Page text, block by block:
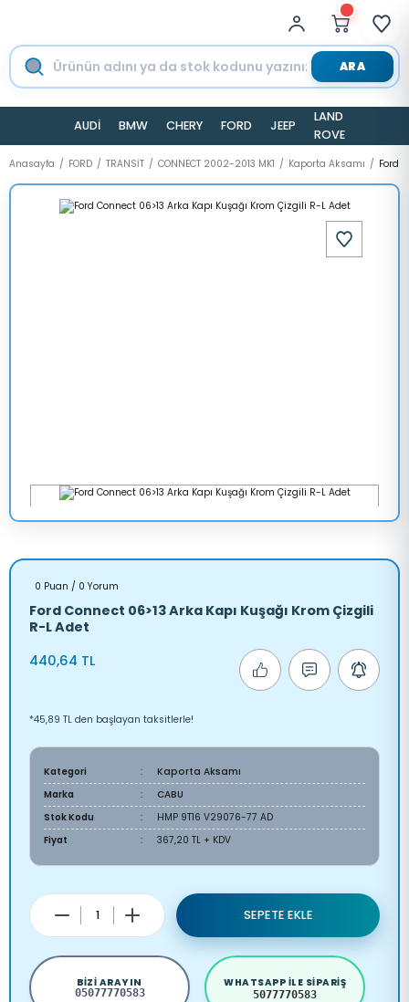
ARA
AUDİ BMW CHERY FORD JEEP
LAND
ROVER
Anasayfa FORD TRANSİT CONNECT 2002-2013 MK1 Kaporta Aksamı Ford
0 Puan / 0 Yorum
Ford Connect 06>13 Arka Kapı Kuşağı Krom Çizgili
R-L Adet
440,64 TL
*45,89 TL den başlayan taksitlerle!
Kategori
Kaporta Aksamı
Marka
CABU
Stok Kodu
HMP 9T16 V29076-77 AD
Fiyat
367,20 TL + KDV
SEPETE EKLE
BIZI ARAYIN
05077770583
WHATSAPP ILE SIPARIŞ
5077770583